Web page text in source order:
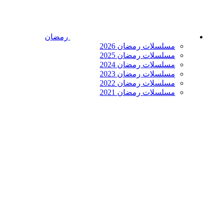
رمضان
مسلسلات رمضان 2026
مسلسلات رمضان 2025
مسلسلات رمضان 2024
مسلسلات رمضان 2023
مسلسلات رمضان 2022
مسلسلات رمضان 2021